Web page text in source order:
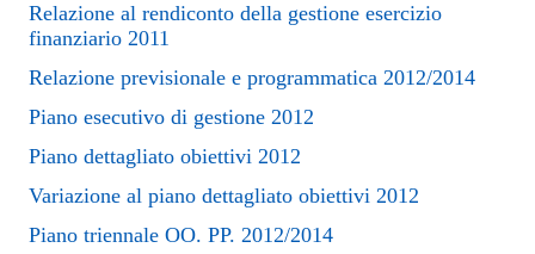
Relazione al rendiconto della gestione esercizio
finanziario 2011
Relazione previsionale e programmatica 2012/2014
Piano esecutivo di gestione 2012
Piano dettagliato obiettivi 2012
Variazione al piano dettagliato obiettivi 2012
Piano triennale OO. PP. 2012/2014